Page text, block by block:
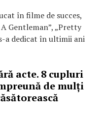
în filme de succes,
Gentleman”, „Pretty
s-a dedicat în ultimii ani
acte. 8 cupluri
de mulți